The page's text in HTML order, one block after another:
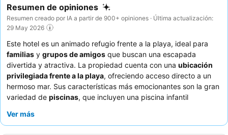
Resumen de opiniones
Resumen creado por IA a partir de 900+ opiniones · Última actualización:
29 May 2026
Este hotel es un animado refugio frente a la playa, ideal para
familias y grupos de amigos que buscan una escapada
divertida y atractiva. La propiedad cuenta con una ubicación
privilegiada frente a la playa, ofreciendo acceso directo a un
hermoso mar. Sus características más emocionantes son la gran
variedad de piscinas, que incluyen una piscina infantil
los populares eventos de espuma
Ver más